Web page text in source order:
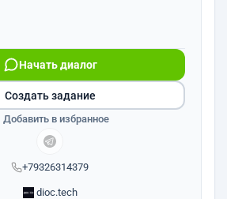
+79326314379
Начать диалог
dioc.tech
Создать задание
Добавить в избранное